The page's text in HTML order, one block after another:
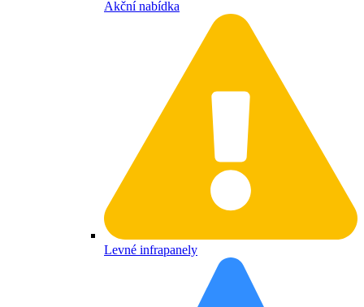
Akční nabídka
Levné infrapanely